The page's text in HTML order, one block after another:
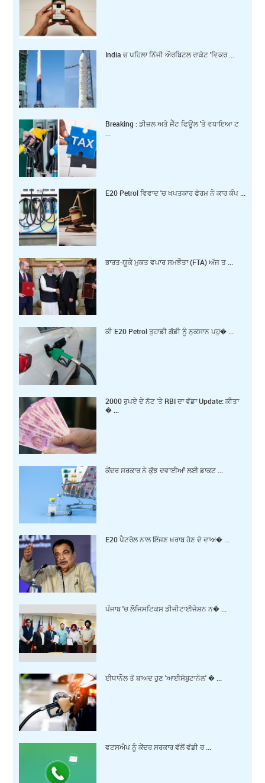
India ਚ ਪਹਿਲਾ ਨਿੱਜੀ ਔਰਬਿਟਲ ਰਾਕੇਟ 'ਵਿਕਰ ...
Breaking : ਡੀਜ਼ਲ ਅਤੇ ਜੈੱਟ ਫਿਊਲ 'ਤੇ ਵਧਾਇਆ ਟ
E20 Petrol ਵਿਵਾਦ 'ਚ ਖਪਤਕਾਰ ਫੋਰਮ ਨੇ ਕਾਰ ਕੰਪ ...
ਭਾਰਤ-ਯੂਕੇ ਮੁਕਤ ਵਪਾਰ ਸਮਝੌਤਾ (FTA) ਅੱਜ ਤ ...
ਕੀ E20 Petrol ਤੁਹਾਡੀ ਗੱਡੀ ਨੂੰ ਨੁਕਸਾਨ ਪਹੁ� ...
2000 ਰੁਪਏ ਦੇ ਨੋਟ 'ਤੇ RBI ਦਾ ਵੱਡਾ Update: ਕੀਤਾ
� ...
ਕੇਂਦਰ ਸਰਕਾਰ ਨੇ ਕੁੱਝ ਦਵਾਈਆਂ ਲਈ ਡਾਕਟ ...
E20 ਪੈਟਰੋਲ ਨਾਲ ਇੰਜਣ ਖ਼ਰਾਬ ਹੋਣ ਦੇ ਦਾਅ� ...
ਪੰਜਾਬ 'ਚ ਲੌਜਿਸਟਿਕਸ ਡੀਜੀਟਾਈਜੇਸ਼ਨ ਨ� ...
ਈਥਾਨੌਲ ਤੋਂ ਬਾਅਦ ਹੁਣ 'ਆਈਸੋਬੁਟਾਨੋਲ' � ...
ਵਟਸਐਪ ਨੂੰ ਕੇਂਦਰ ਸਰਕਾਰ ਵੱਲੋਂ ਵੱਡੀ ਰ ...